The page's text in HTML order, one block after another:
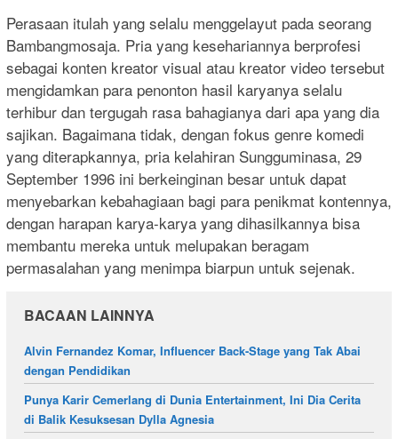
Perasaan itulah yang selalu menggelayut pada seorang
Bambangmosaja. Pria yang kesehariannya berprofesi
sebagai konten kreator visual atau kreator video tersebut
mengidamkan para penonton hasil karyanya selalu
terhibur dan tergugah rasa bahagianya dari apa yang dia
sajikan. Bagaimana tidak, dengan fokus genre komedi
yang diterapkannya, pria kelahiran Sungguminasa, 29
September 1996 ini berkeinginan besar untuk dapat
menyebarkan kebahagiaan bagi para penikmat kontennya,
dengan harapan karya-karya yang dihasilkannya bisa
membantu mereka untuk melupakan beragam
permasalahan yang menimpa biarpun untuk sejenak.
BACAAN LAINNYA
Alvin Fernandez Komar, Influencer Back-Stage yang Tak Abai
dengan Pendidikan
Punya Karir Cemerlang di Dunia Entertainment, Ini Dia Cerita
di Balik Kesuksesan Dylla Agnesia